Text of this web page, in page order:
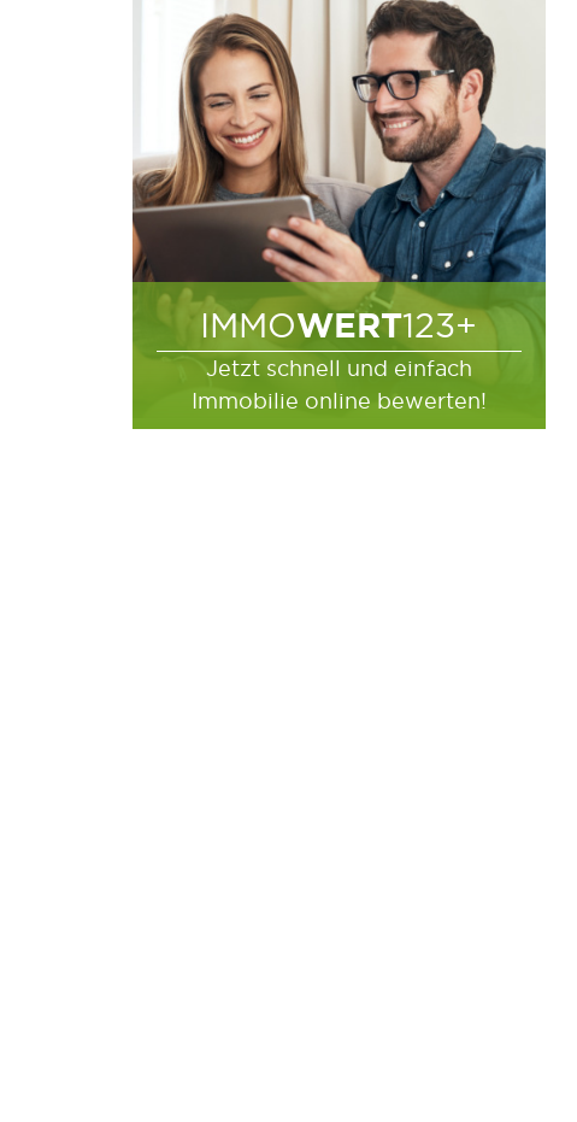
IMMOWERT123+
Jetzt schnell und einfach
Immobilie online bewerten!